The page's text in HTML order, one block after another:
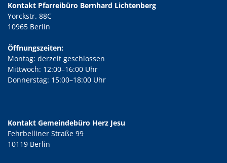
Kontakt Pfarreibüro Bernhard Lichtenberg
Yorckstr. 88C
10965 Berlin
Öffnungszeiten:
Montag: derzeit geschlossen
Mittwoch: 12:00–16:00 Uhr
Donnerstag: 15:00–18:00 Uhr
Kontakt Gemeindebüro Herz Jesu
Fehrbelliner Straße 99
10119 Berlin